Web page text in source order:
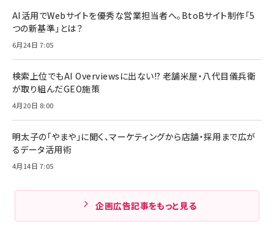
AI活用でWebサイトを優秀な営業担当者へ。BtoBサイト制作「5
つの新基準」とは？
6月24日 7:05
検索上位でもAI Overviewsに出ない!? 老舗米屋・八代目儀兵衛
が取り組んだGEO施策
4月20日 8:00
明太子の「やまや」に聞く、マーケティングから店舗・採用まで広が
るデータ活用術
4月14日 7:05
企画広告記事をもっと見る